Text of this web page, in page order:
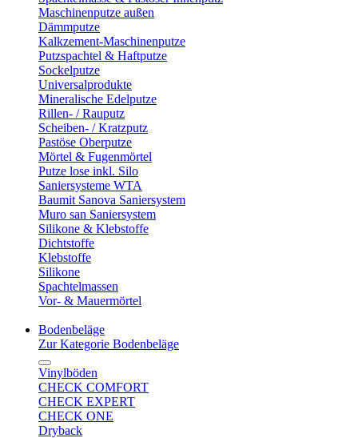
Maschinenputze außen
Dämmputze
Kalkzement-Maschinenputze
Putzspachtel & Haftputze
Sockelputze
Universalprodukte
Mineralische Edelputze
Rillen- / Rauputz
Scheiben- / Kratzputz
Pastöse Oberputze
Mörtel & Fugenmörtel
Putze lose inkl. Silo
Saniersysteme WTA
Baumit Sanova Saniersystem
Muro san Saniersystem
Silikone & Klebstoffe
Dichtstoffe
Klebstoffe
Silikone
Spachtelmassen
Vor- & Mauermörtel
Bodenbeläge
Zur Kategorie Bodenbeläge
Vinylböden
CHECK COMFORT
CHECK EXPERT
CHECK ONE
Dryback